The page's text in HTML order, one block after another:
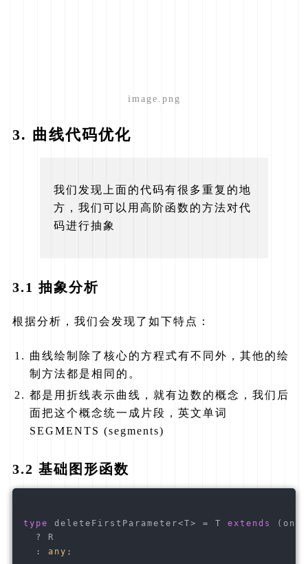
image.png
3. 曲线代码优化
我们发现上面的代码有很多重复的地
方，我们可以用高阶函数的方法对代
码进行抽象
3.1 抽象分析
根据分析，我们会发现了如下特点：
曲线绘制除了核心的方程式有不同外，其他的绘
制方法都是相同的。
都是用折线表示曲线，就有边数的概念，我们后
面把这个概念统一成片段，英文单词
SEGMENTS (segments)
3.2 基础图形函数
type deleteFirstParameter<T> = T extends
? R
: any ;